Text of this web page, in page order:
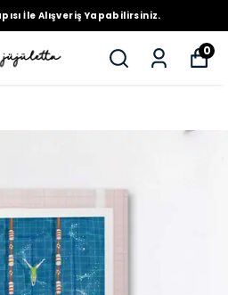
İle Alışveriş Yapabilirsiniz.
0